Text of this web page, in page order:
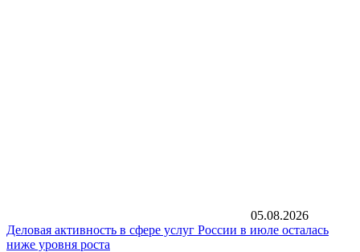
05.08.2026
Деловая активность в сфере услуг России в июле осталась
ниже уровня роста